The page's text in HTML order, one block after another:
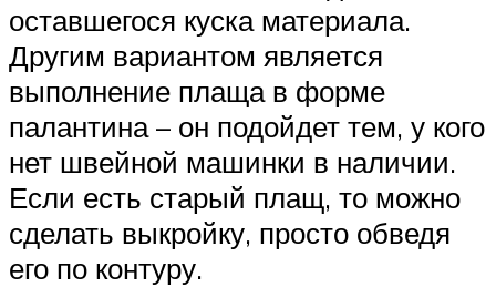
оставшегося куска материала.
Другим вариантом является
выполнение плаща в форме
палантина – он подойдет тем, у кого
нет швейной машинки в наличии.
Если есть старый плащ, то можно
сделать выкройку, просто обведя
его по контуру.